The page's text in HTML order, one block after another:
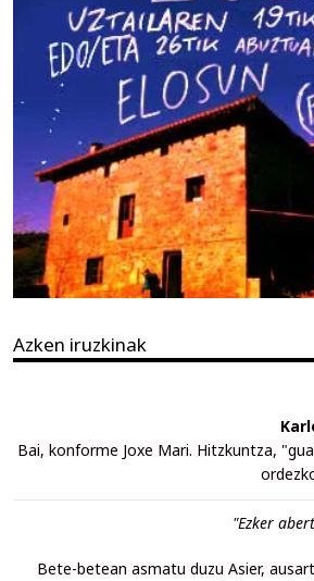
Azken iruzkinak
Bai, konforme Joxe Mari. Hitzkuntza,
"Ezker
Bete-betean asmatu duzu Asier,